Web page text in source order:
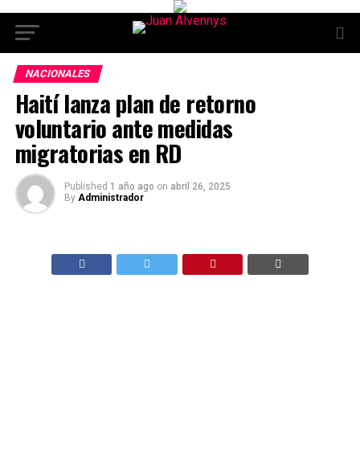
NACIONALES
Haití lanza plan de retorno
voluntario ante medidas
migratorias en RD
Published 1 año ago on abril 26, 2025
By Administrador